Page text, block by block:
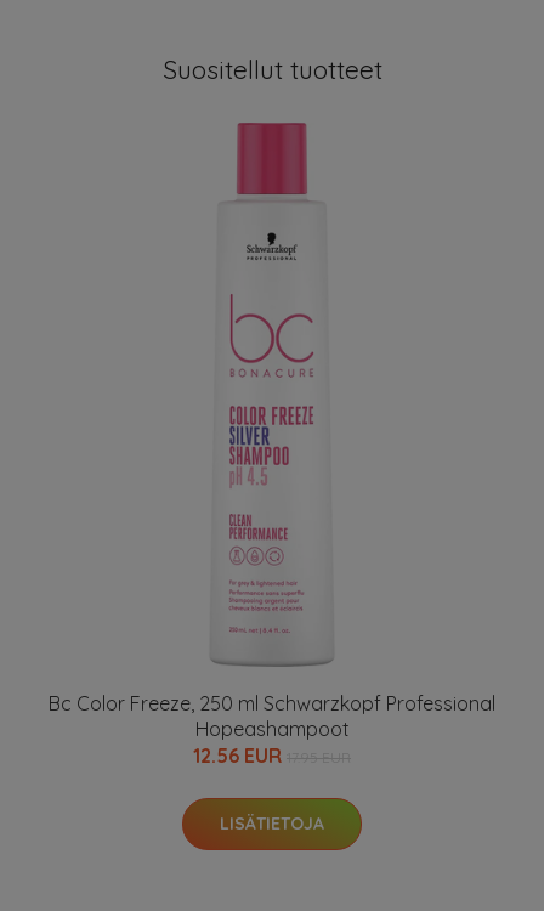
Suositellut tuotteet
Bc Color Freeze, 250 ml Schwarzkopf Professional
Hopeashampoot
12.56 EUR
LISÄTIETOJA